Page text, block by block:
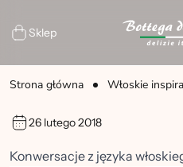
Sklep
Strona główna Włoskie
26 lutego 2018
Konwersacje z języka